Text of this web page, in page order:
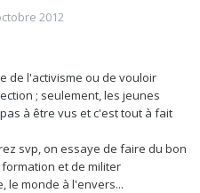
2012
de l'activisme ou de vouloir
; seulement, les jeunes
à être vus et c'est tout à fait
svp, on essaye de faire du bon
et de militer
le monde à l'envers...